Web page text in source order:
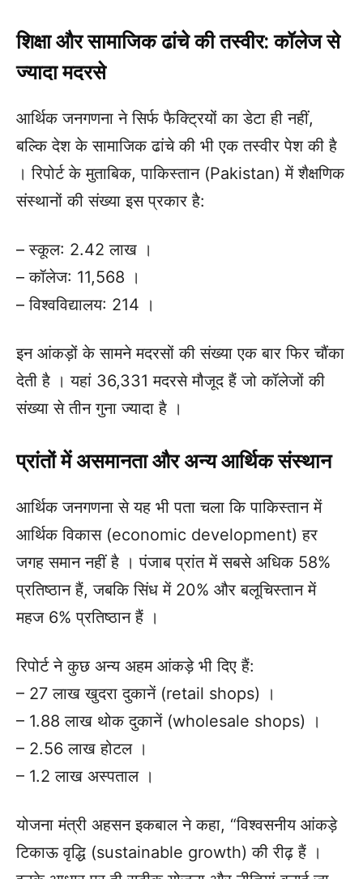
शिक्षा और सामाजिक ढांचे की तस्वीर: कॉलेज से
ज्यादा मदरसे
आर्थिक जनगणना ने सिर्फ फैक्ट्रियों का डेटा ही नहीं,
बल्कि देश के सामाजिक ढांचे की भी एक तस्वीर पेश की है
। रिपोर्ट के मुताबिक, पाकिस्तान (Pakistan) में शैक्षणिक
संस्थानों की संख्या इस प्रकार है:
– स्कूल: 2.42 लाख ।
– कॉलेज: 11,568 ।
– विश्वविद्यालय: 214 ।
इन आंकड़ों के सामने मदरसों की संख्या एक बार फिर चौंका
देती है । यहां 36,331 मदरसे मौजूद हैं जो कॉलेजों की
संख्या से तीन गुना ज्यादा है ।
प्रांतों में असमानता और अन्य आर्थिक संस्थान
आर्थिक जनगणना से यह भी पता चला कि पाकिस्तान में
आर्थिक विकास (economic development) हर
जगह समान नहीं है । पंजाब प्रांत में सबसे अधिक 58%
प्रतिष्ठान हैं, जबकि सिंध में 20% और बलूचिस्तान में
महज 6% प्रतिष्ठान हैं ।
रिपोर्ट ने कुछ अन्य अहम आंकड़े भी दिए हैं:
– 27 लाख खुदरा दुकानें (retail shops) ।
– 1.88 लाख थोक दुकानें (wholesale shops) ।
– 2.56 लाख होटल ।
– 1.2 लाख अस्पताल ।
योजना मंत्री अहसन इकबाल ने कहा, “विश्वसनीय आंकड़े
टिकाऊ वृद्धि (sustainable growth) की रीढ़ हैं ।